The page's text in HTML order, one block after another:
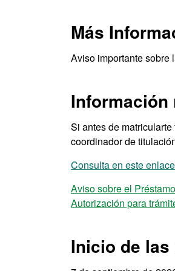
Más
Aviso importante sobre
Información
Si antes de
coordinador de
Consulta en este
Aviso sobre el
Autorización para
Inicio de